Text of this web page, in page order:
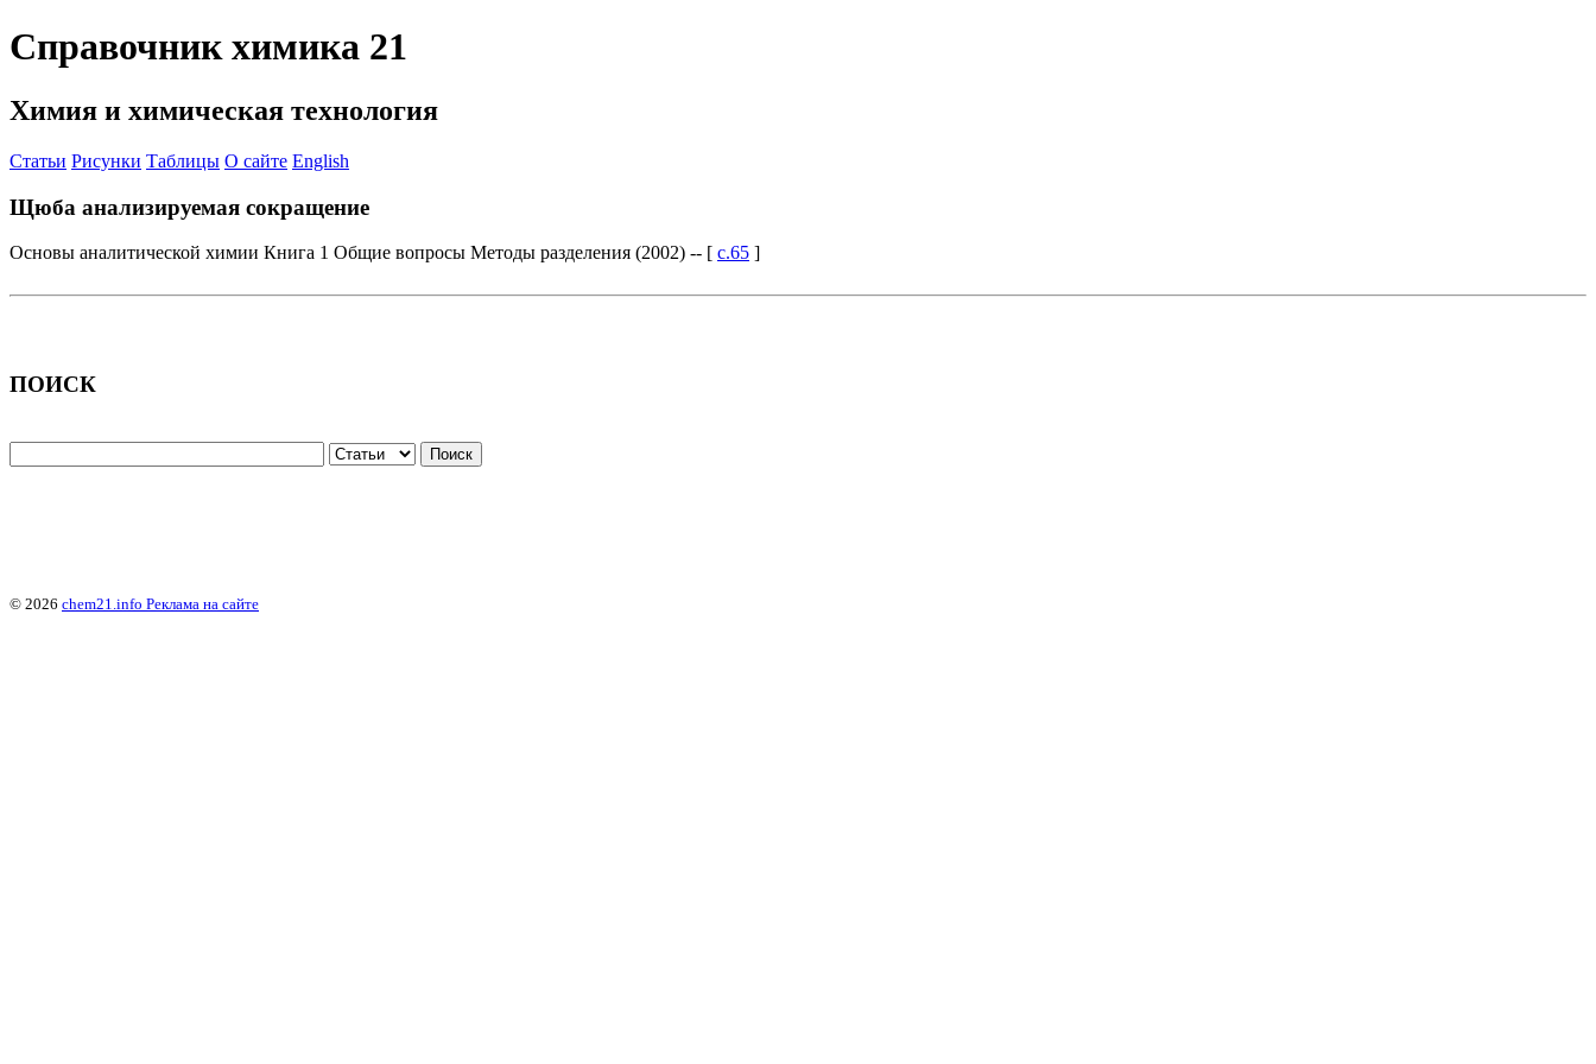
Справочник химика 21
Химия и химическая технология
Статьи Рисунки Таблицы О сайте English
Щюба анализируемая сокращение
Основы аналитической химии Книга 1 Общие вопросы Методы разделения (2002) -- [ c.65 ]
ПОИСК
© 2026 chem21.info Реклама на сайте